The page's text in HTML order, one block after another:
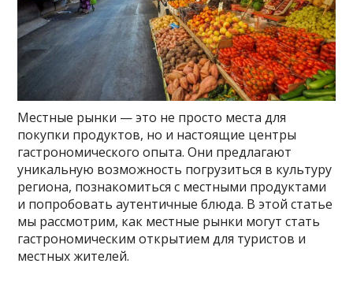
Местные рынки — это не просто места для
покупки продуктов, но и настоящие центры
гастрономического опыта. Они предлагают
уникальную возможность погрузиться в культуру
региона, познакомиться с местными продуктами
и попробовать аутентичные блюда. В этой статье
мы рассмотрим, как местные рынки могут стать
гастрономическим открытием для туристов и
местных жителей.